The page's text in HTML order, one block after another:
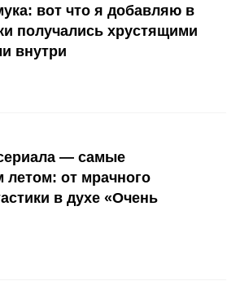
вот что я добавляю в
получались хрустящими
внутри
— самые
от мрачного
в духе «Очень